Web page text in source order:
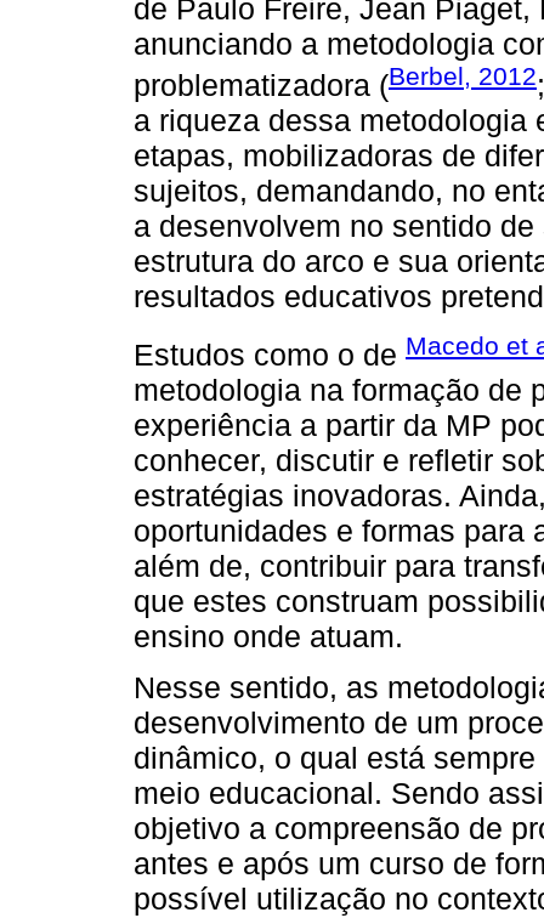
de Paulo Freire, Jean
anunciando a metodologia
problematizadora (Berbel, 2012
a riqueza dessa
etapas, mobilizadoras de
sujeitos, demandando, no
a desenvolvem no sentido
estrutura do arco e sua
resultados educativos
Estudos como o de Macedo et
metodologia na formação de
experiência a partir da MP
conhecer, discutir e refletir
estratégias inovadoras.
oportunidades e formas para
além de, contribuir para
que estes construam
ensino onde atuam.
Nesse sentido, as
desenvolvimento de um
dinâmico, o qual está
meio educacional. Sendo
objetivo a compreensão de
antes e após um curso de
possível utilização no